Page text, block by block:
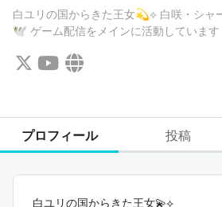
白ユリの国からきた王女💫⟡ 白咲・シャ
🕊️ ゲーム配信をメインに活動しています
プロフィール 投稿
白ユリの国からきた王女💫⟡